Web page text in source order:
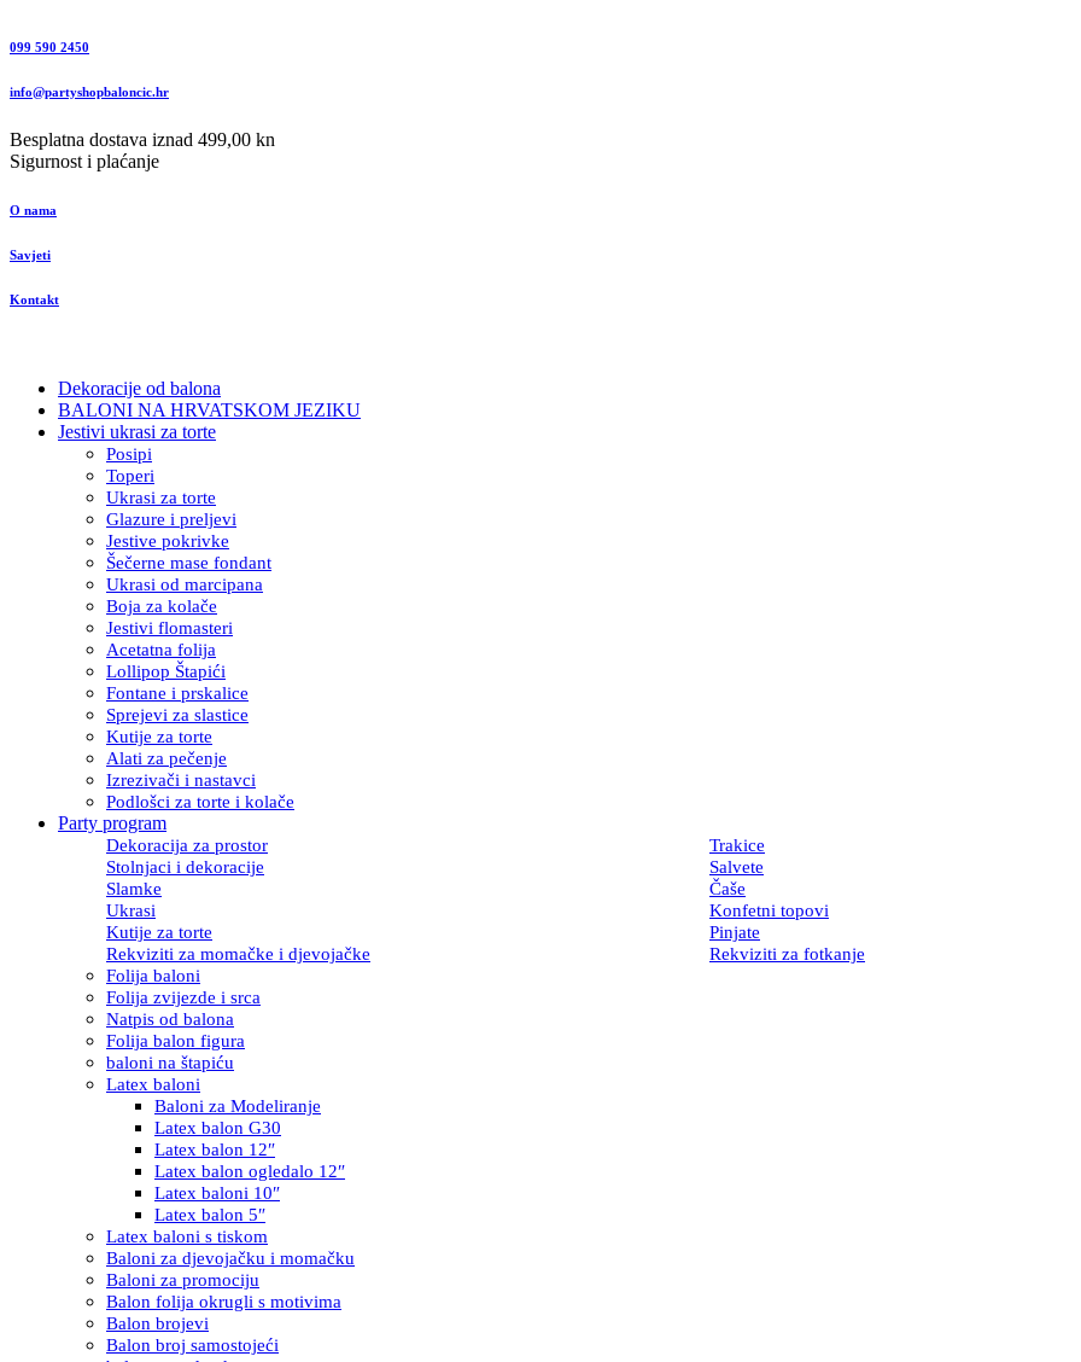
099 590 2450
info@partyshopbaloncic.hr
Besplatna dostava iznad 499,00 kn
Sigurnost i plaćanje
O nama
Savjeti
Kontakt
Dekoracije od balona
BALONI NA HRVATSKOM JEZIKU
Jestivi ukrasi za torte
Posipi
Toperi
Ukrasi za torte
Glazure i preljevi
Jestive pokrivke
Šečerne mase fondant
Ukrasi od marcipana
Boja za kolače
Jestivi flomasteri
Acetatna folija
Lollipop Štapići
Fontane i prskalice
Sprejevi za slastice
Kutije za torte
Alati za pečenje
Izrezivači i nastavci
Podlošci za torte i kolače
Party program
Dekoracija za prostor
Trakice
Stolnjaci i dekoracije
Salvete
Slamke
Čaše
Ukrasi
Konfetni topovi
Kutije za torte
Pinjate
Rekviziti za momačke i djevojačke
Rekviziti za fotkanje
Folija baloni
Folija zvijezde i srca
Natpis od balona
Folija balon figura
baloni na štapiću
Latex baloni
Baloni za Modeliranje
Latex balon G30
Latex balon 12″
Latex balon ogledalo 12″
Latex baloni 10″
Latex balon 5″
Latex baloni s tiskom
Baloni za djevojačku i momačku
Baloni za promociju
Balon folija okrugli s motivima
Balon brojevi
Balon broj samostojeći